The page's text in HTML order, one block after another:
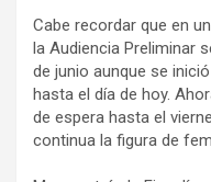
Cabe recordar que en
la Audiencia Preliminar
de junio aunque se
hasta el día de hoy.
de espera hasta el
continua la figura de